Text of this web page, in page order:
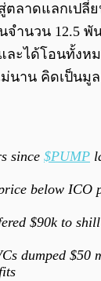
ตลาดแลกเปลี่
จำนวน 12.5
ละได้โอนทั้งห
ม่นาน คิดเป็นมู
since $PUMP
below ICO
$90k to
dumped $50